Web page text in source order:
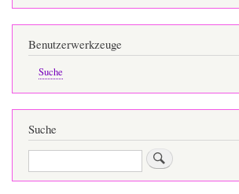
Benutzerwerkzeuge
Suche
Suche
Suche